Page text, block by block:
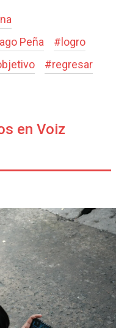
Peña # logro
#regresar
en Voiz